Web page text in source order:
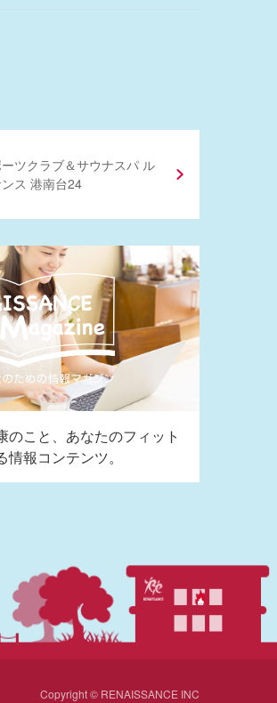
ツクラブ＆サウナスパ ル
ス 港南台24
のこと、あなたのフィット
報コンテンツ。
Copyright © RENAISSANCE INC